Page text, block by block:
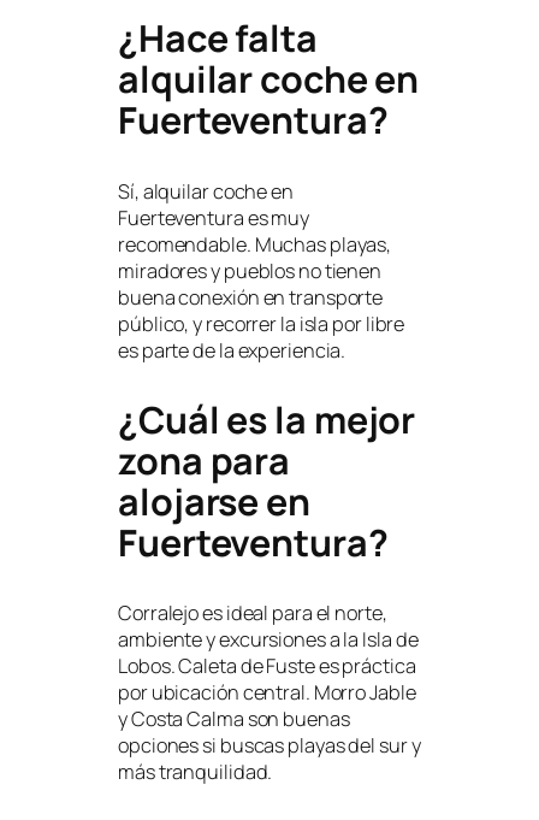
¿Hace falta
alquilar coche en
Fuerteventura?
Sí, alquilar coche en
Fuerteventura es muy
recomendable. Muchas playas,
miradores y pueblos no tienen
buena conexión en transporte
público, y recorrer la isla por libre
es parte de la experiencia.
¿Cuál es la mejor
zona para
alojarse en
Fuerteventura?
Corralejo es ideal para el norte,
ambiente y excursiones a la Isla de
Lobos. Caleta de Fuste es práctica
por ubicación central. Morro Jable
y Costa Calma son buenas
opciones si buscas playas del sur y
más tranquilidad.